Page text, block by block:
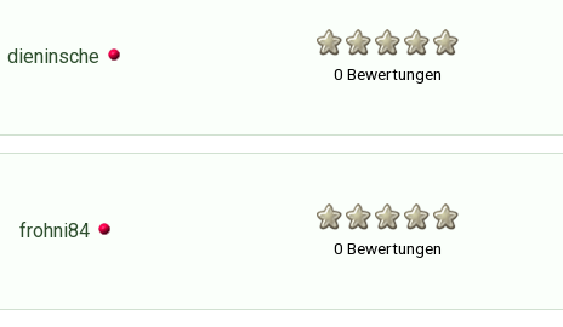
dieninsche
0 Bewertungen
frohni84
0 Bewertungen